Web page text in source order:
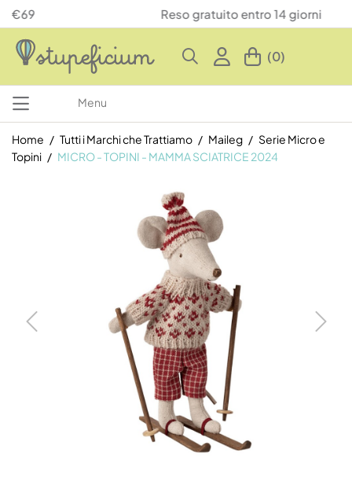
Reso gratuito entro 14 giorni
(0)
Menu
Home Tutti i Marchi che Trattiamo Maileg
Serie Micro e
Topini
MICRO - TOPINI - MAMMA SCIATRICE 2024